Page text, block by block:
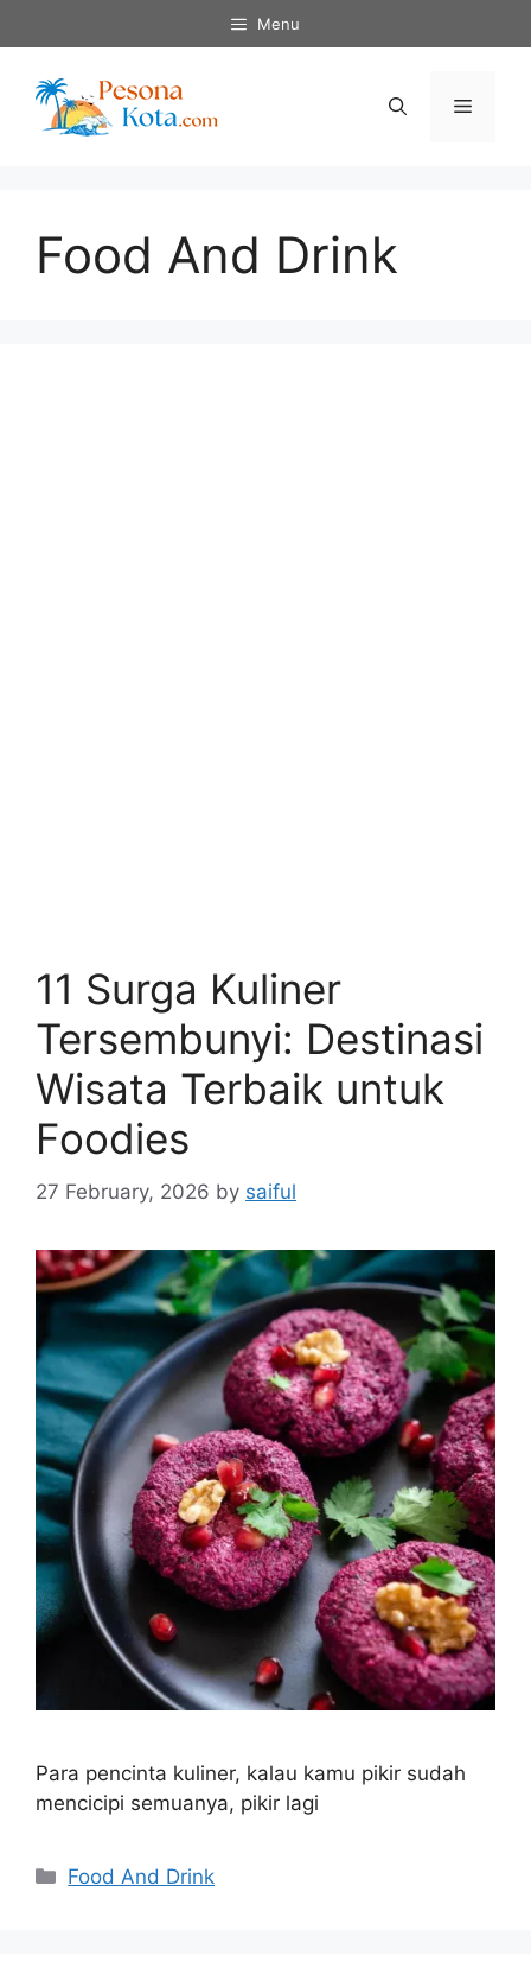
to
content
Menu
Menu
Food And Drink
11 Surga Kuliner
Tersembunyi: Destinasi
Wisata Terbaik untuk
Foodies
27 February, 2026 by saiful
Para pencinta kuliner, kalau kamu pikir sudah
mencicipi semuanya, pikir lagi
Categories
Food And Drink